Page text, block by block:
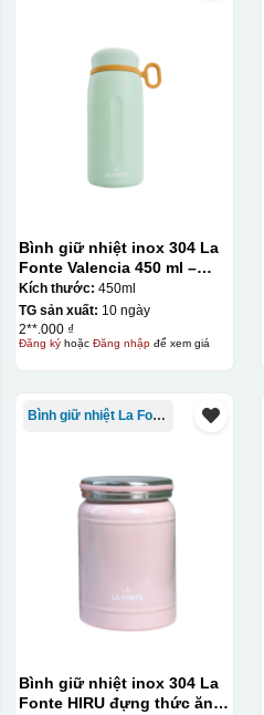
Bình giữ nhiệt inox 304 La
Fonte Valencia 450 ml –
012355
Kích thước: 450ml
TG sản xuất: 10 ngày
2**.000 ₫
Đăng kýhoặc Đăng nhậpđể xem giá
Bình giữ nhiệt La Fonte
Bình giữ nhiệt inox 304 La
Fonte HIRU đựng thức ăn